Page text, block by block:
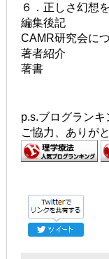
６．正しさ幻想
編集後記
CAMR研究会に
著者紹介
著書
p.s.ブログラン
ご協力、ありが